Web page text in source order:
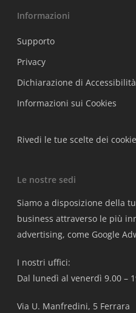
Informazioni
Supporto
Privacy
Dichiarazione di Accessibilità
Informazioni sui Cookies
Rivedi le tue scelte dei cookie
Le nostre sedi
Siamo a disposizione della
business attraverso le più
advertising, come Google
I nostri uffici:
Dal lunedì al venerdì 9.00 –
Via U. Manfredini, 5 Ferrara